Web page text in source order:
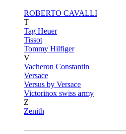
ROBERTO CAVALLI
T
Tag Heuer
Tissot
Tommy Hilfiger
V
Vacheron Constantin
Versace
Versus by Versace
Victorinox swiss army
Z
Zenith